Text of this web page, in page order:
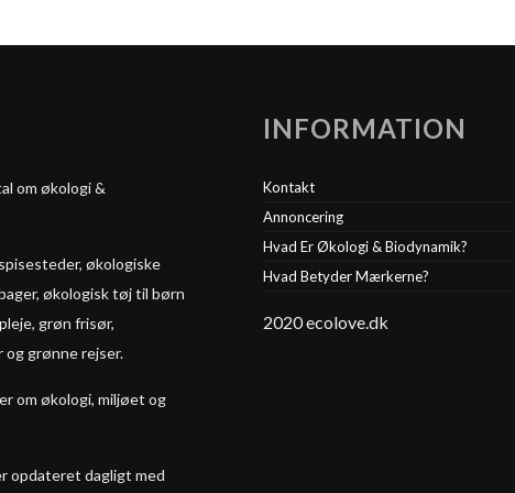
om økologi &
økologiske
økologisk tøj til børn
grøn frisør,
grønne rejser.
om økologi, miljøet og
opdateret dagligt med
INFORMATION
Kontakt
Annoncering
Hvad Er Økologi & Biodynamik?
Hvad Betyder Mærkerne?
2020 ecolove.dk